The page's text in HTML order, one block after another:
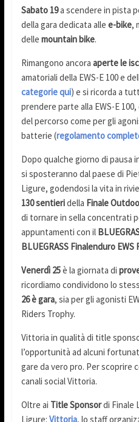
Sabato 19a scendere in pista
della gara dedicata alle e-bike,
delle mountain bike.
Rimangono ancora aperte le
amatoriali della EWS-E 100 e
categorie qui) e si ricorda a
prendere parte alla EWS-E
del percorso come per gli
batterie (regolamento
Dopo qualche giorno di pausa
si sposteranno dal paese di
Ligure, godendosi la vita in
130 sentieridella Finale
di tornare in sella concentrati
appuntamenti con il
BLUEGRASS Finalenduro
Venerdì 25è la giornata di
ricordiamo condividono lo
26 è gara, sia per gli agonisti
Riders Trophy.
Vittoria in qualità di title
l’opportunità ad alcuni
gare da vero pro. Per scoprire
canali social Vittoria.
Oltre ai Title Sponsordi Finale
Ligure: Vittoria, lo staff